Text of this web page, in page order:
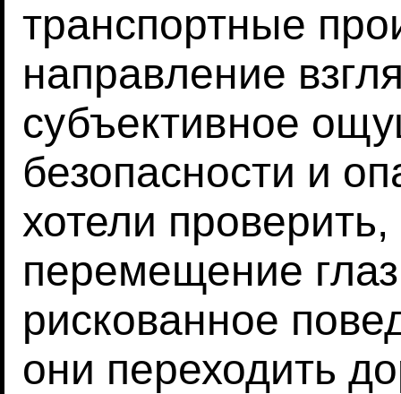
транспортные
направление
субъективное
безопасности и
хотели
перемещение
рискованное
они переходить